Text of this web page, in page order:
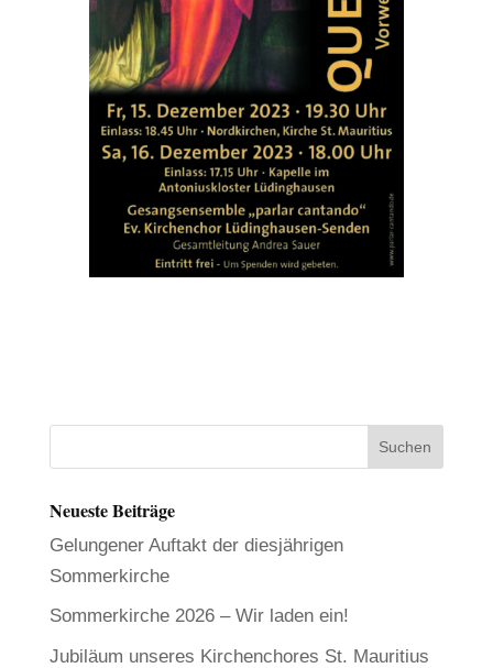
Neueste Beiträge
Gelungener Auftakt der diesjährigen
Sommerkirche
Sommerkirche 2026 – Wir laden ein!
Jubiläum unseres Kirchenchores St. Mauritius